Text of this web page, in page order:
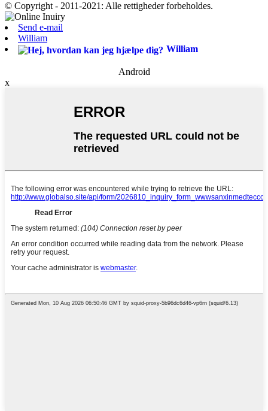
© Copyright - 2011-2021: Alle rettigheder forbeholdes.
Send e-mail
William
William
Android
x